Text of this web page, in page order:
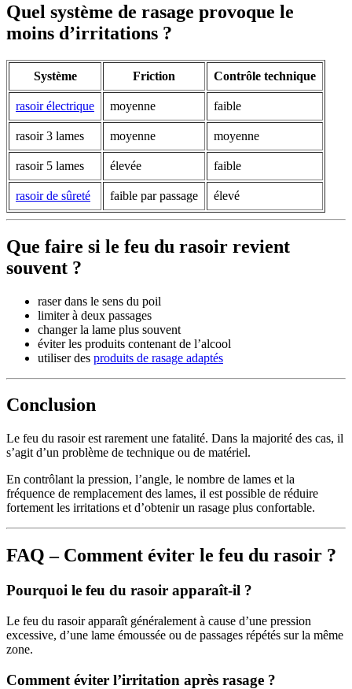
Quel système de rasage provoque le
moins d’irritations ?
Système Friction Contrôle technique
rasoir électrique moyenne faible
rasoir 3 lames moyenne moyenne
rasoir 5 lames élevée faible
rasoir de sûreté faible par passage élevé
Que faire si le feu du rasoir revient
souvent ?
raser dans le sens du poil
limiter à deux passages
changer la lame plus souvent
éviter les produits contenant de l’alcool
utiliser des produits de rasage adaptés
Conclusion
Le feu du rasoir est rarement une fatalité. Dans la majorité des cas, il
s’agit d’un problème de technique ou de matériel.
En contrôlant la pression, l’angle, le nombre de lames et la
fréquence de remplacement des lames, il est possible de réduire
fortement les irritations et d’obtenir un rasage plus confortable.
FAQ – Comment éviter le feu du rasoir ?
Pourquoi le feu du rasoir apparaît-il ?
Le feu du rasoir apparaît généralement à cause d’une pression
excessive, d’une lame émoussée ou de passages répétés sur la même
zone.
Comment éviter l’irritation après rasage ?